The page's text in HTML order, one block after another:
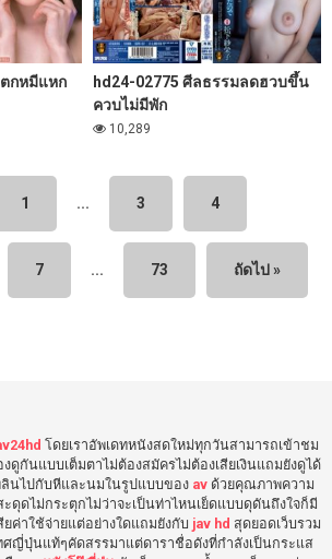
กหมีแหก
hd24-02775 ศีลธรรมลดฮวบขึ้น
ควบไม่มีพัก
10,289
1 ... 3 4
7 ... 73 ถัดไป »
โดยเราอัพเดทหนังสดใหม่ทุกวันสามารถเข้าชม
ดูกันแบบเต็มตาไม่ต้องสมัครไม่ต้องเสียเงินแถมยังดูได้
ลินไปกับหีและนมในรูปแบบของ av ด้วยคุณภาพความ
ะดุดไม่กระตุกไม่ว่าจะเป็นท่าไหนเย็ดแบบดุดันถึงใจก็มี
ค่าใช้จ่ายแต่อย่างใดแถมยังกับ jav hd สุดยอดเว็บรวม
ศญี่ปุ่นแท้ๆคัดสรรมาแต่ดาราชื่อดังที่กำลังเป็นกระแส